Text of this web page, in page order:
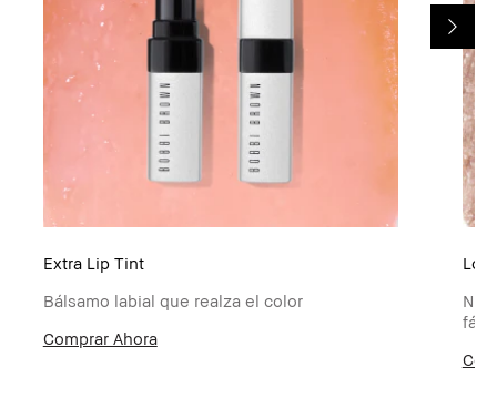
Extra Lip Tint
Bálsamo labial que realza el color
​Comprar Ahora